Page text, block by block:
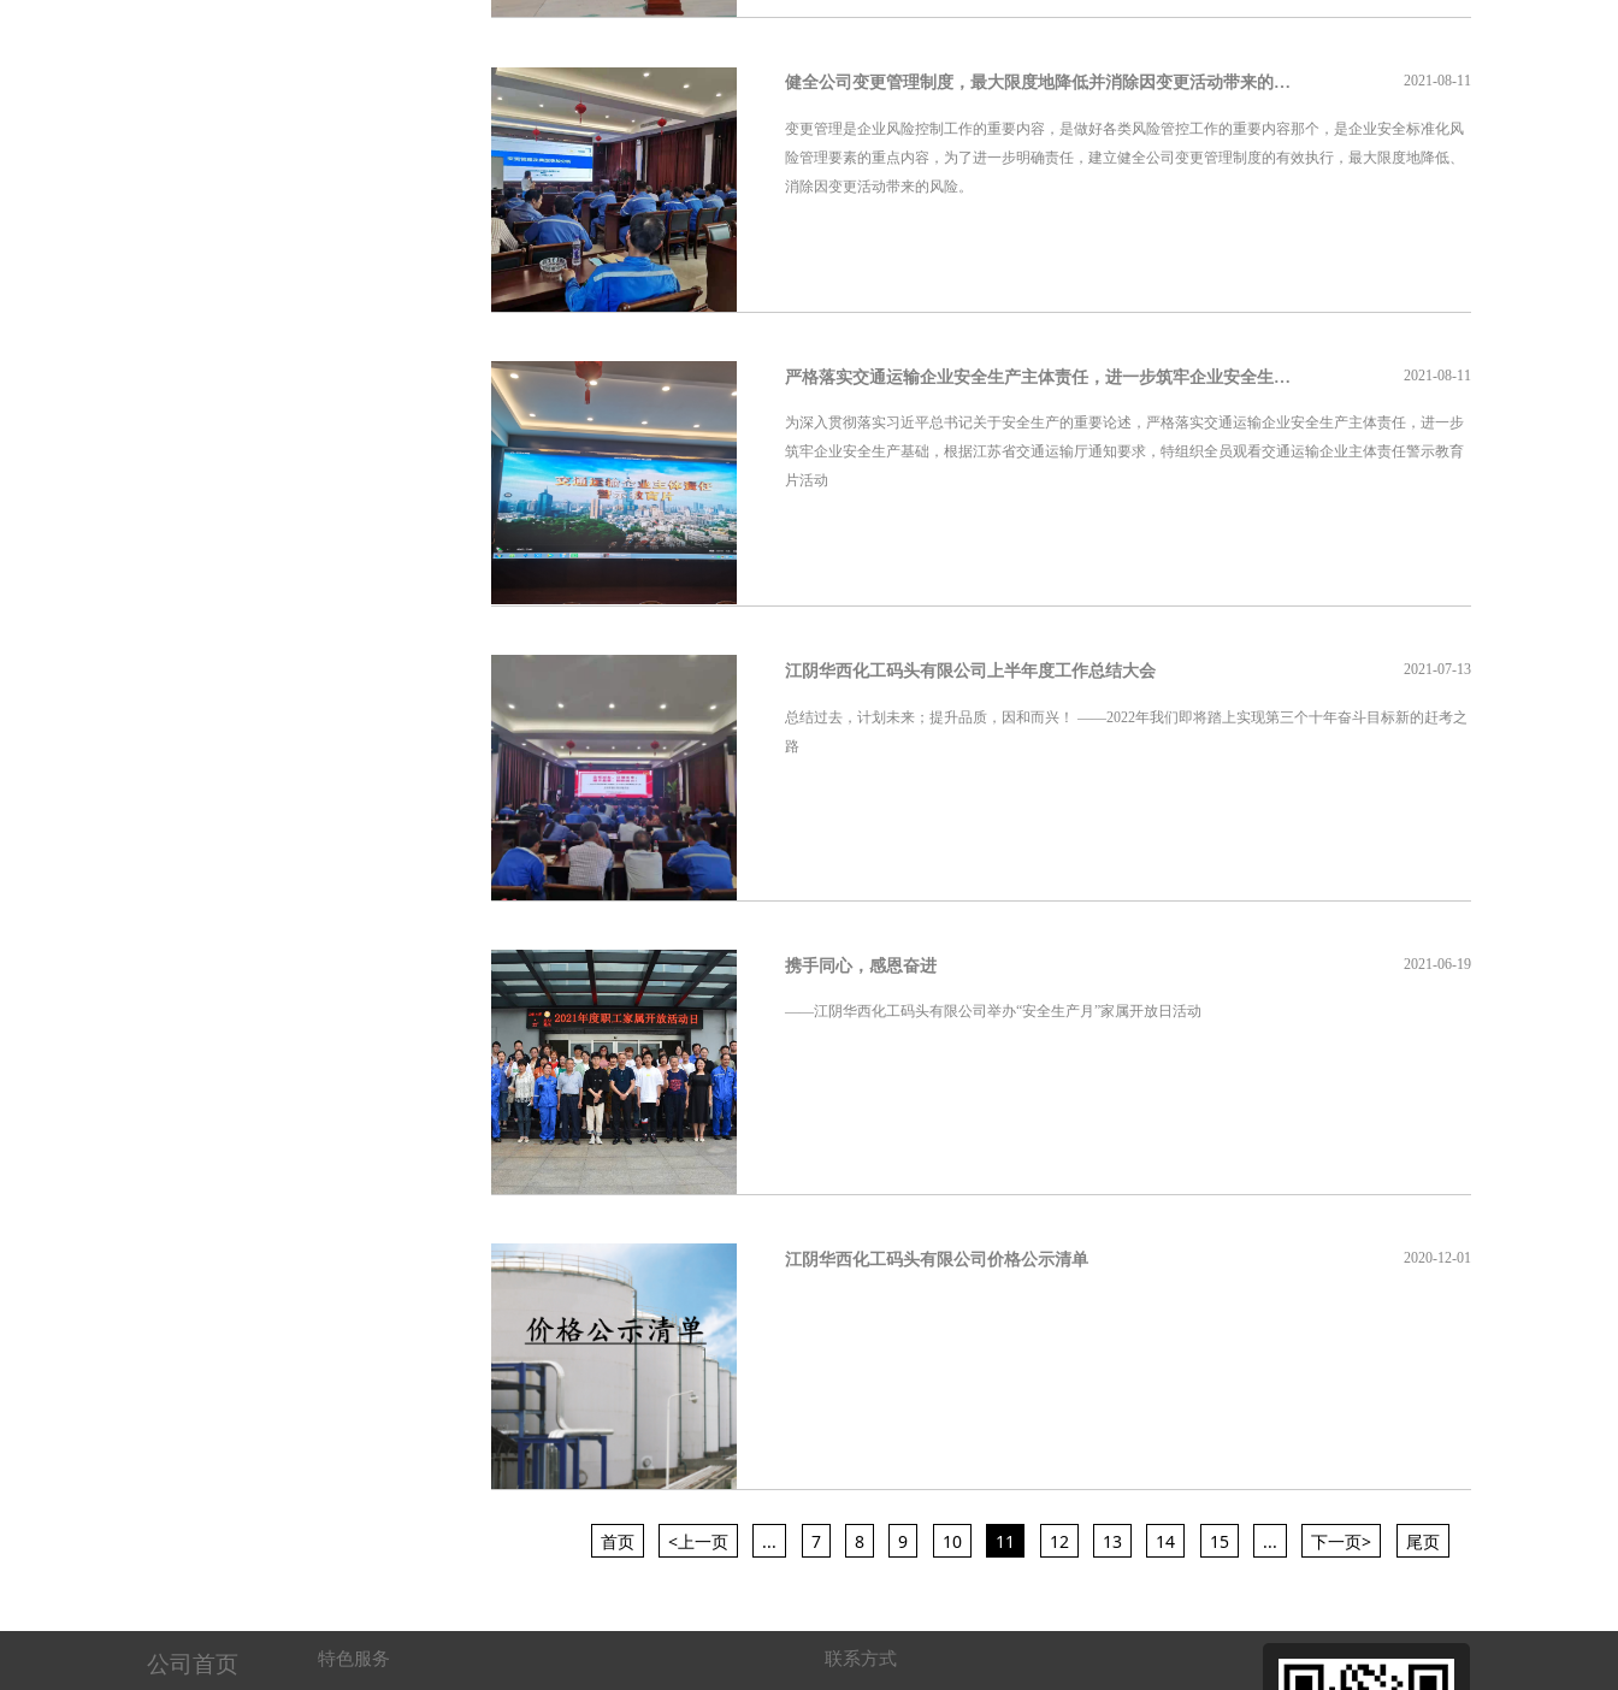
健全公司变更管理制度，最大限度地降低并消除因变更活动带来的风险 2021-08-11
变更管理是企业风险控制工作的重要内容，是做好各类风险管控工作的重要内容那个，是企业安全标准化风
险管理要素的重点内容，为了进一步明确责任，建立健全公司变更管理制度的有效执行，最大限度地降低、
消除因变更活动带来的风险。
严格落实交通运输企业安全生产主体责任，进一步筑牢企业安全生产基础 2021-08-11
为深入贯彻落实习近平总书记关于安全生产的重要论述，严格落实交通运输企业安全生产主体责任，进一步
筑牢企业安全生产基础，根据江苏省交通运输厅通知要求，特组织全员观看交通运输企业主体责任警示教育
片活动
江阴华西化工码头有限公司上半年度工作总结大会 2021-07-13
总结过去，计划未来；提升品质，因和而兴！ ——2022年我们即将踏上实现第三个十年奋斗目标新的赶考之
路
携手同心，感恩奋进 2021-06-19
——江阴华西化工码头有限公司举办“安全生产月”家属开放日活动
江阴华西化工码头有限公司价格公示清单 2020-12-01
首页 <上一页 ... 7 8 9 10 11 12 13 14 15 ... 下一页> 尾页
公司首页
特色服务
联系方式